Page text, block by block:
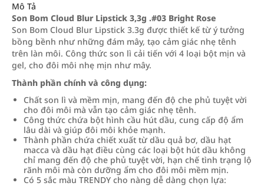
Mô Tả
Son Bom Cloud Blur Lipstick 3,3g .#03 Bright Rose
Son Bom Cloud Blur Lipstick 3.3g được thiết kế từ ý tưởng
bồng bềnh như những đám mây, tạo cảm giác nhẹ tênh
trên làn môi. Công thức son lì cải tiến với 4 loại bột mịn và
gel, cho đôi môi nhẹ mịn như mây.
Thành phần chính và công dụng:
Chất son lì và mềm mịn, mang đến độ che phủ tuyệt vời
cho đôi môi mà vẫn tạo cảm giác nhẹ tênh.
Công thức chứa bột hình cầu hút dầu, cung cấp độ ẩm
lâu dài và giúp đôi môi khỏe mạnh.
Thành phần chứa chiết xuất từ dầu quả bơ, dầu hạt
macca và dầu hạt điều cùng các loại bột hút dầu không
chỉ mang đến độ che phủ tuyệt vời, hạn chế tình trạng lộ
rãnh môi mà còn dưỡng ẩm cho đôi môi mềm mịn.
Có 5 sắc màu TRENDY cho nàng dễ dàng chọn lựa: